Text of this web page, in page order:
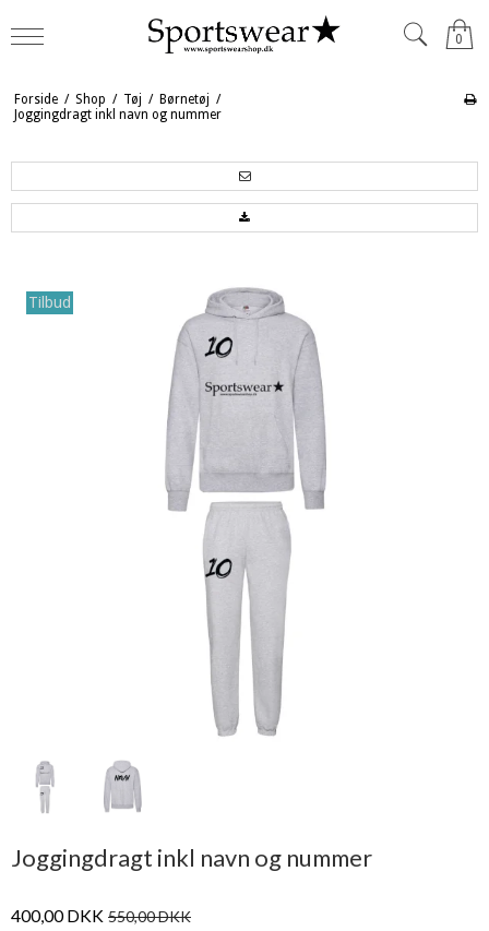
0
Forside / Shop / Tøj / Børnetøj /
Joggingdragt inkl navn og nummer
Tilbud
Joggingdragt inkl navn og nummer
400,00 DKK 550,00 DKK